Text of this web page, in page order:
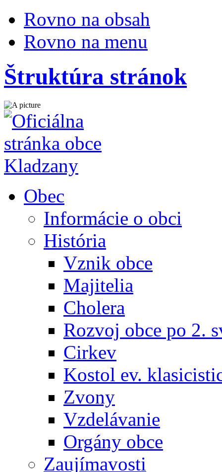
Rovno na obsah
Rovno na menu
Štruktúra stránok
Obec
Informácie o obci
História
Vznik obce
Majitelia
Cholera
Rozvoj obce po 2.
Cirkev
Kostol ev.
Zvony
Vzdelávanie
Orgány obce
Zaujímavosti